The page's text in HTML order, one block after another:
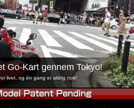
Booking
Skift butik
Tokyo Akihabara#1
Tokyo Shibuya
Tokyo Bay
Osaka
Go-Kart gennem Tokyo!
livet, og én gang er aldrig nok!